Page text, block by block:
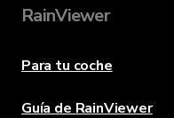
RainViewer
Para tu coche
Guía de RainViewer